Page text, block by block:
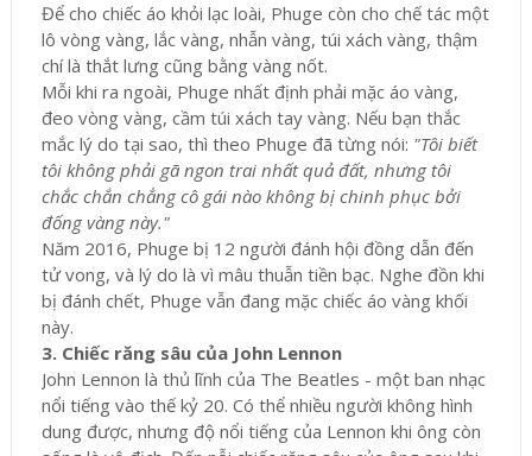
Để cho chiếc áo khỏi lạc loài, Phuge còn cho chế tác một
lô vòng vàng, lắc vàng, nhẫn vàng, túi xách vàng, thậm
chí là thắt lưng cũng bằng vàng nốt.
Mỗi khi ra ngoài, Phuge nhất định phải mặc áo vàng,
đeo vòng vàng, cầm túi xách tay vàng. Nếu bạn thắc
mắc lý do tại sao, thì theo Phuge đã từng nói: "Tôi biết
tôi không phải gã ngon trai nhất quả đất, nhưng tôi
chắc chắn chẳng cô gái nào không bị chinh phục bởi
đống vàng này."
Năm 2016, Phuge bị 12 người đánh hội đồng dẫn đến
tử vong, và lý do là vì mâu thuẫn tiền bạc. Nghe đồn khi
bị đánh chết, Phuge vẫn đang mặc chiếc áo vàng khối
này.
3. Chiếc răng sâu của John Lennon
John Lennon là thủ lĩnh của The Beatles - một ban nhạc
nổi tiếng vào thế kỷ 20. Có thể nhiều người không hình
dung được, nhưng độ nổi tiếng của Lennon khi ông còn